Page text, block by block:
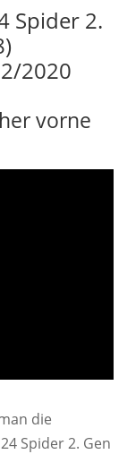
Spider 2.
2020
vorne
die
Spider 2. Gen